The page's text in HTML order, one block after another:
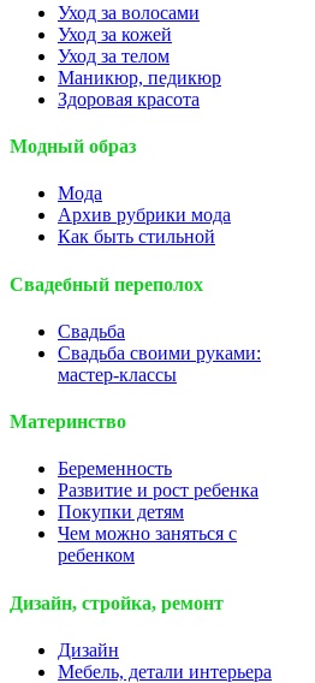
Уход за волосами
Уход за кожей
Уход за телом
Маникюр, педикюр
Здоровая красота
Модный образ
Мода
Архив рубрики мода
Как быть стильной
Свадебный переполох
Свадьба
Свадьба своими руками:
мастер-классы
Материнство
Беременность
Развитие и рост ребенка
Покупки детям
Чем можно заняться с
ребенком
Дизайн, стройка, ремонт
Дизайн
Мебель, детали интерьера